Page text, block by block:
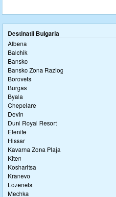
Destinatii Bulgaria
Albena
Balchik
Bansko
Bansko Zona Razlog
Borovets
Burgas
Byala
Chepelare
Devin
Duni Royal Resort
Elenite
Hissar
Kavarna Zona Plaja
Kiten
Kosharitsa
Kranevo
Lozenets
Mechka